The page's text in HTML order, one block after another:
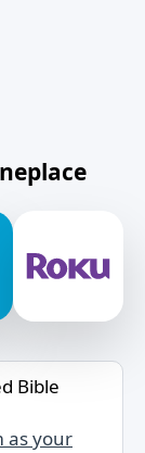
Bible
as your